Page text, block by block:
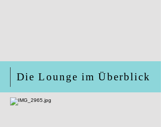
Die Lounge im Überblick